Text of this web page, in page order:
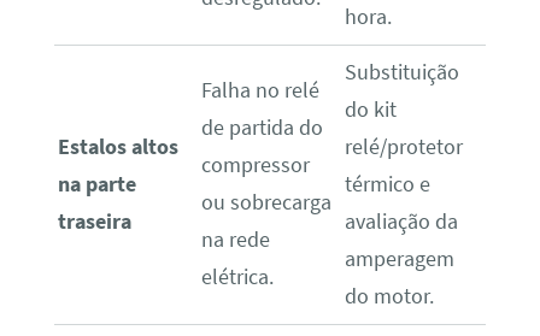
hora.
Estalos altos
na parte
traseira
Falha no relé
de partida do
compressor
ou sobrecarga
na rede
elétrica.
Substituição
do kit
relé/protetor
térmico e
avaliação da
amperagem
do motor.